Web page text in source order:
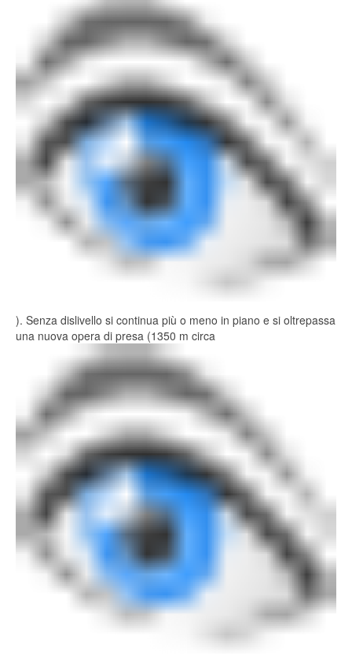
). Senza dislivello si continua più o meno in piano e si oltrepassa
una nuova opera di presa (1350 m circa